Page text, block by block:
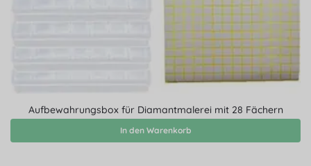
Aufbewahrungsbox für Diamantmalerei mit 28 Fächern
In den Warenkorb